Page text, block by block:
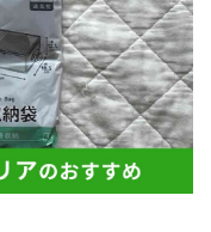
ンやフリマアプリが
点でユーザーとして